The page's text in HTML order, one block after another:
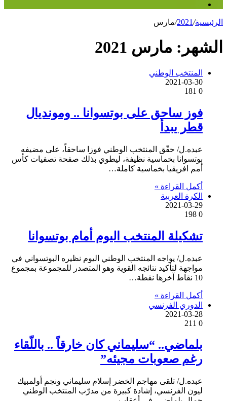
جانبيالرئيسية/
2021
/مارس
الشهر: مارس 2021
المنتخب الوطني
2021-03-30
0
فوز ساحق على بوتسوانا .. ومونديال
قطر يبدأ
عبده.ل/ حقّق المنتخب الوطني فوزا ساحقاً، على مضيفه
بوتسوانا بخماسية نظيفة، ليطوي بذلك صفحة تصفيات كأس
أمم افريقيا بخماسية كاملة…
أكمل القراءة »
الكرة العربية
2021-03-29
0
تشكيلة المنتخب اليوم أمام بوتسوانا
عبده.ل/ يواجه المنتخب الوطني اليوم نظيره البوتسواني في
مواجهة لتأكيد نتائجه القوية وهو المتصدر للمجموعة بمجموع
10 نقاط آخرها نقطة…
أكمل القراءة »
الدوري الفرنسي
2021-03-28
0
بلماضي.. “سليماني كان خارقاً .. باللّقاء
رغم صعوبات مجيئه”
عبده.ل/ تلقى مهاجم الخضر إسلام سليماني ونجم أولمبيك
ليون الفرنسي، إشادة كبيرة من مدرّب المنتخب الوطني